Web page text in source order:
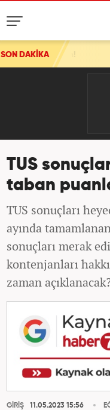
SON DAKİKA
TUS
taban
TUS sonuçları
ayında
sonuçları merak
kontenjanları
zaman
GİRİŞ
11.05.2023 15:56